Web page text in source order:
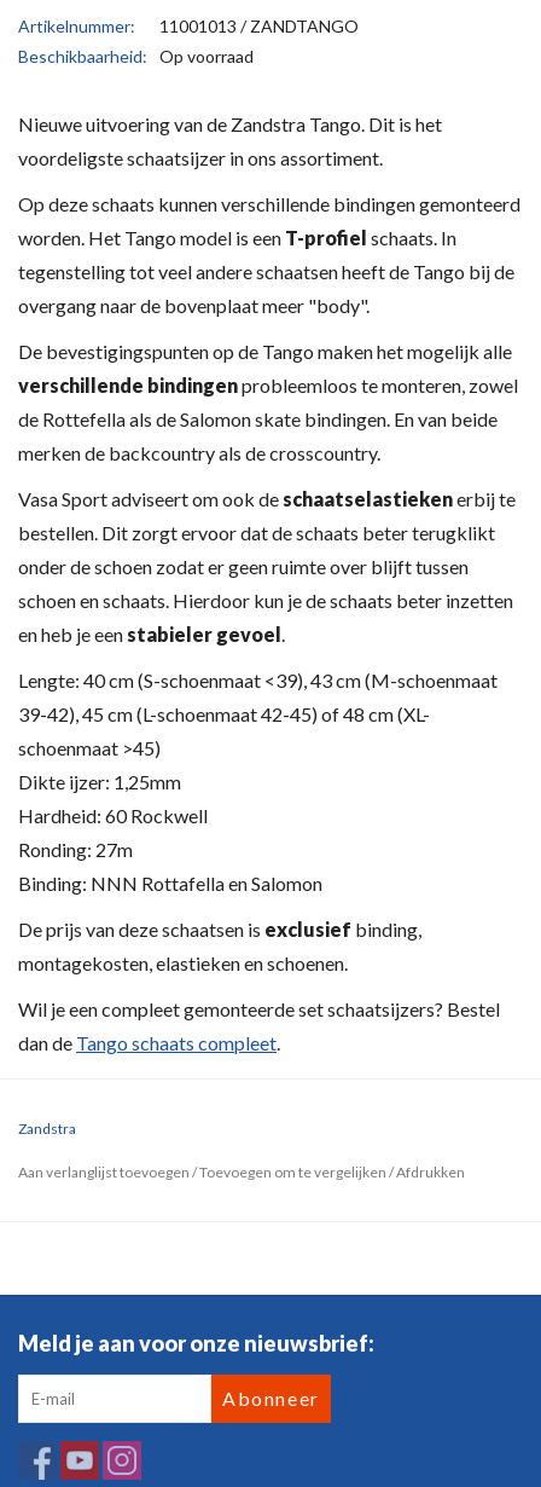
Artikelnummer:
11001013 / ZANDTANGO
Beschikbaarheid:
Op voorraad
Nieuwe uitvoering van de Zandstra Tango. Dit is het
voordeligste schaatsijzer in ons assortiment.
Op deze schaats kunnen verschillende bindingen gemonteerd
worden. Het Tango model is een T-profiel schaats. In
tegenstelling tot veel andere schaatsen heeft de Tango bij de
overgang naar de bovenplaat meer "body".
De bevestigingspunten op de Tango maken het mogelijk alle
verschillende bindingenprobleemloos te monteren, zowel
de Rottefella als de Salomon skate bindingen. En van beide
merken de backcountry als de crosscountry.
Vasa Sport adviseert om ook de schaatselastiekenerbij te
bestellen. Dit zorgt ervoor dat de schaats beter terugklikt
onder de schoen zodat er geen ruimte over blijft tussen
schoen en schaats. Hierdoor kun je de schaats beter inzetten
en heb je een stabieler gevoel.
Lengte: 40 cm (S-schoenmaat <39), 43 cm (M-schoenmaat
39-42), 45 cm (L-schoenmaat 42-45) of 48 cm (XL-
schoenmaat >45)
Dikte ijzer: 1,25mm
Hardheid: 60 Rockwell
Ronding: 27m
Binding: NNN Rottafella en Salomon
De prijs van deze schaatsen is exclusief binding,
montagekosten, elastieken en schoenen.
Wil je een compleet gemonteerde set schaatsijzers? Bestel
dan de Tango schaats compleet.
Zandstra
Aan verlanglijst toevoegen /Toevoegen om te vergelijken /Afdrukken
Meld je aan voor onze nieuwsbrief:
Abonneer